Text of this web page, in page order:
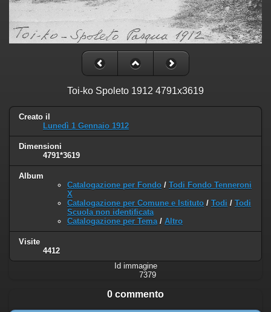
Toi-ko Spoleto 1912 4791x3619
Creato il
Lunedì 1 Gennaio 1912
Dimensioni
4791*3619
Album
Catalogazione per Fondo / Todi Fondo Tenneroni
X
Catalogazione per Comune e Istituto / Todi / Todi
Scuola non identificata
Catalogazione per Tema / Altro
Visite
4412
Id immagine
7379
0 commento